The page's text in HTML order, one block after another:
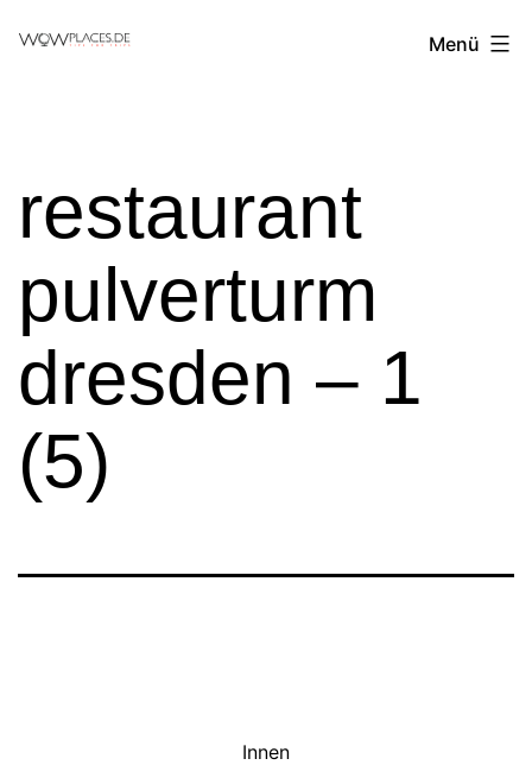
Reiseblog
Menü
restaurant
pulverturm
dresden – 1
(5)
Innen